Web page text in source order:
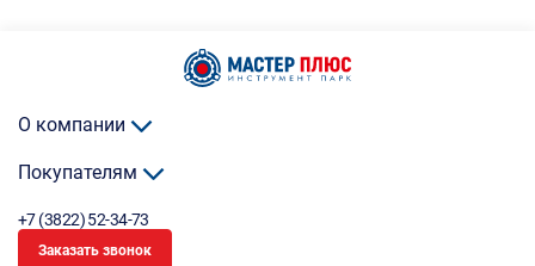
О компании
Покупателям
+7 (3822) 52-34-73
Заказать звонок